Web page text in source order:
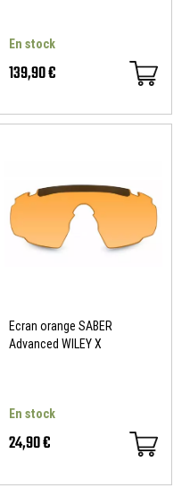
En stock
139,90 €
Ecran orange SABER
Advanced WILEY X
En stock
24,90 €